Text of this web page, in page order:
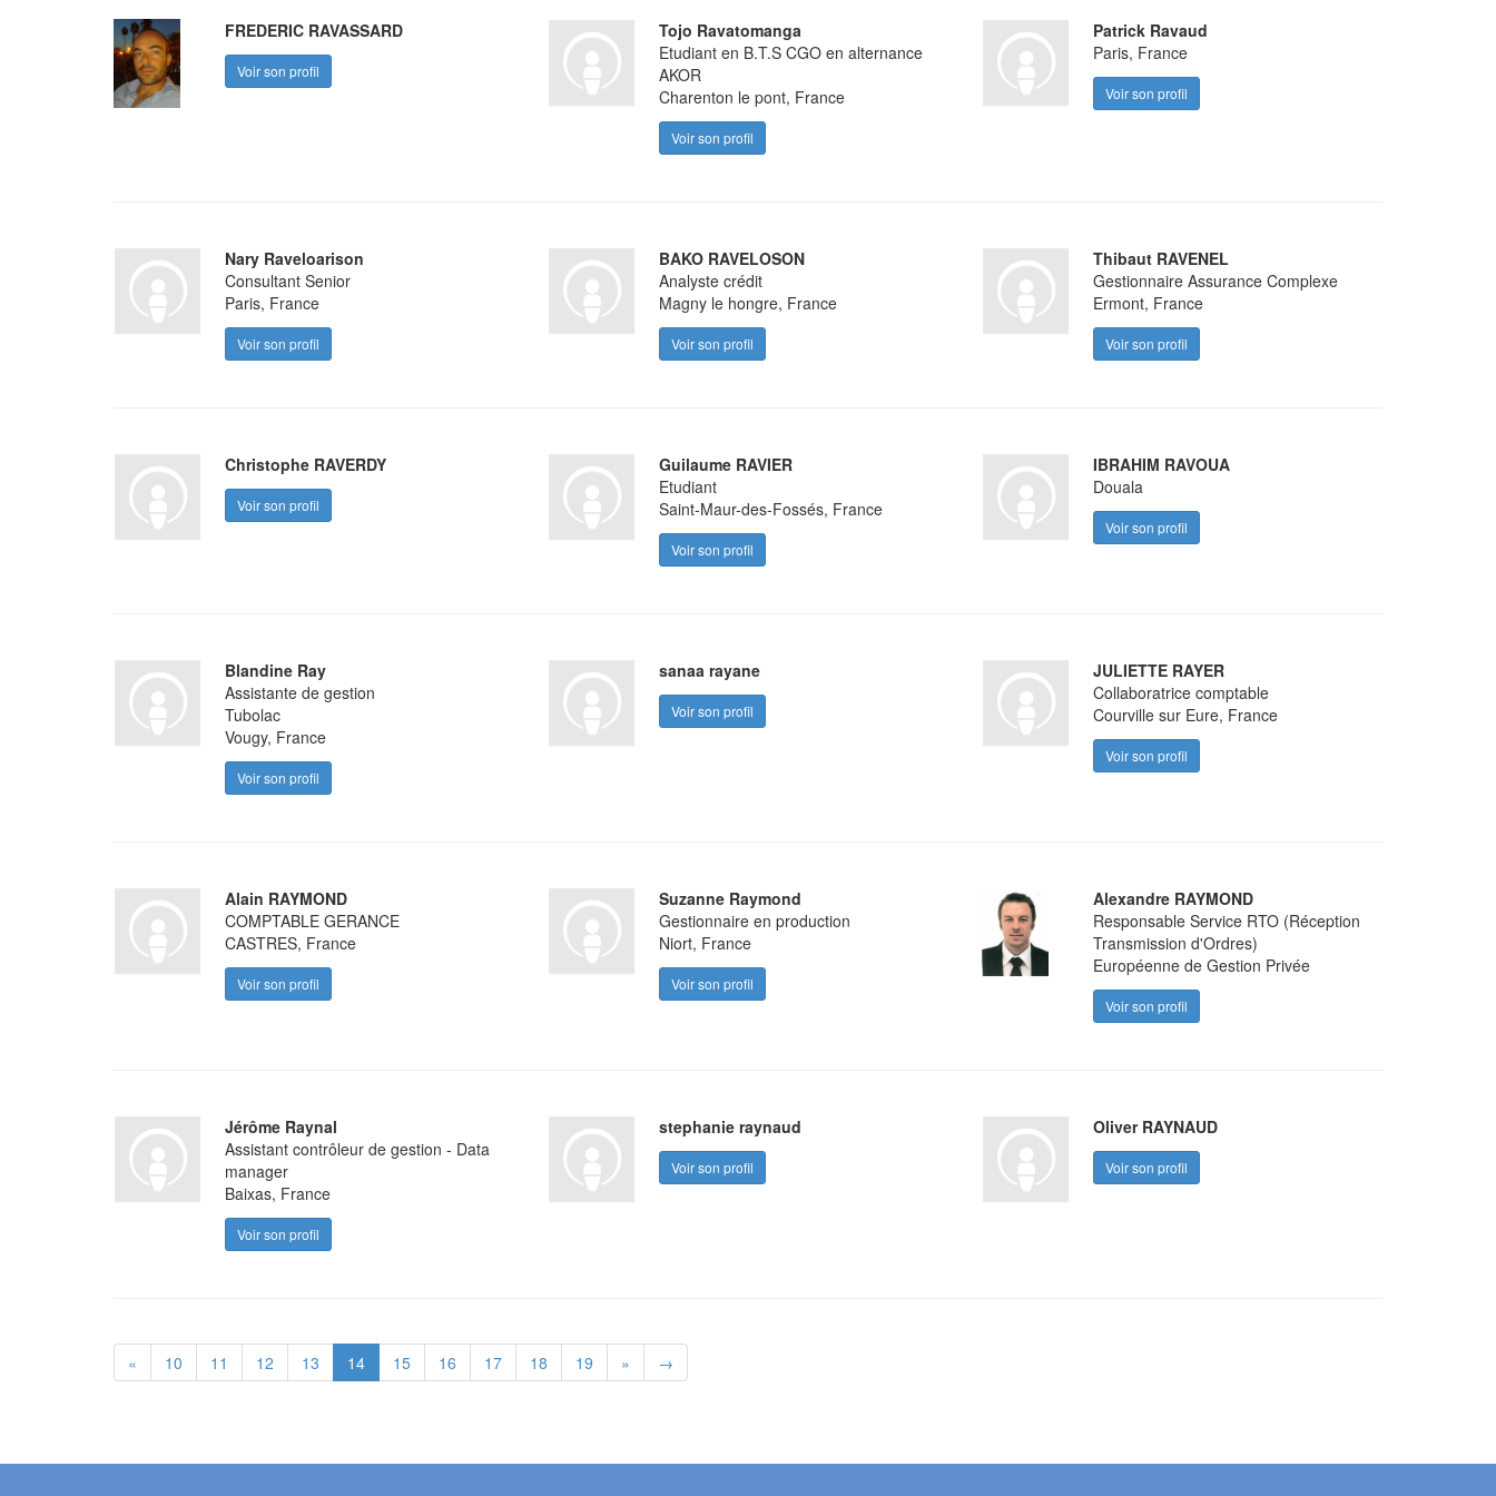
FREDERIC RAVASSARD
Voir son profil
Tojo Ravatomanga
Etudiant en B.T.S CGO en alternance
AKOR
Charenton le pont, France
Voir son profil
Patrick Ravaud
Paris, France
Voir son profil
Nary Raveloarison
Consultant Senior
Paris, France
Voir son profil
BAKO RAVELOSON
Analyste crédit
Magny le hongre, France
Voir son profil
Thibaut RAVENEL
Gestionnaire Assurance Complexe
Ermont, France
Voir son profil
Christophe RAVERDY
Voir son profil
Guilaume RAVIER
Etudiant
Saint-Maur-des-Fossés, France
Voir son profil
IBRAHIM RAVOUA
Douala
Voir son profil
Blandine Ray
Assistante de gestion
Tubolac
Vougy, France
Voir son profil
sanaa rayane
Voir son profil
JULIETTE RAYER
Collaboratrice comptable
Courville sur Eure, France
Voir son profil
Alain RAYMOND
COMPTABLE GERANCE
CASTRES, France
Voir son profil
Suzanne Raymond
Gestionnaire en production
Niort, France
Voir son profil
Alexandre RAYMOND
Responsable Service RTO (Réception
Transmission d'Ordres)
Européenne de Gestion Privée
Voir son profil
Jérôme Raynal
Assistant contrôleur de gestion - Data
manager
Baixas, France
Voir son profil
stephanie raynaud
Voir son profil
Oliver RAYNAUD
Voir son profil
« 10 11 12 13 14 15 16 17 18 19 » →